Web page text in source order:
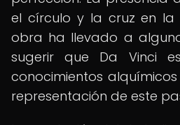
el círculo y la cruz en la
obra ha llevado a
sugerir que Da Vinci
conocimientos
representación de este